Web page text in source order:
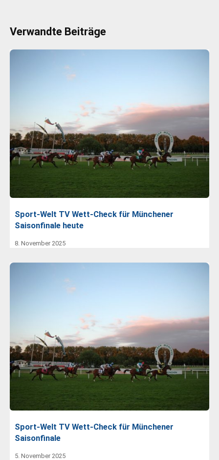
Verwandte Beiträge
Sport-Welt TV Wett-Check für Münchener
Saisonfinale heute
8. November 2025
Sport-Welt TV Wett-Check für Münchener
Saisonfinale
5. November 2025